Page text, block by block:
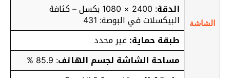
الشاشة
الدقة
: 2400 × 1080 بكسل – كثافة
البيكسلات في البوصة: 431
طبقة حماية: غير محدد
مساحة الشاشة لجسم الهاتف: 85.9 %